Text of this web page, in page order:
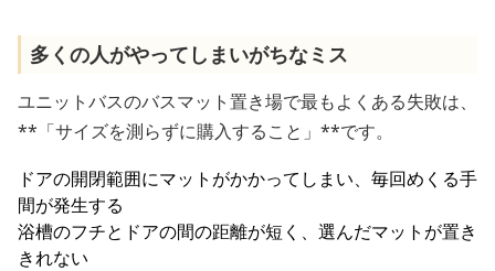
多くの人がやってしまいがちなミス
ユニットバスのバスマット置き場で最もよくある失敗は、
**「サイズを測らずに購入すること」**です。
ドアの開閉範囲にマットがかかってしまい、毎回めくる手
間が発生する
浴槽のフチとドアの間の距離が短く、選んだマットが置き
きれない